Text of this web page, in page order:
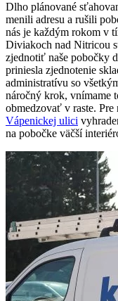
Dlho plánované
menili adresu a rušili
nás je každým rokom v
Diviakoch nad Nitricou
zjednotiť naše pobočky
priniesla zjednotenie
administratívu so
náročný krok, vnímame
obmedzovať v raste. Pre
Vápenickej ulici
na pobočke väčší